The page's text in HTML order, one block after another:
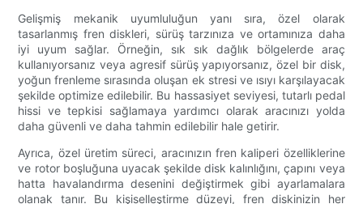
Gelişmiş mekanik uyumluluğun yanı sıra, özel olarak
tasarlanmış fren diskleri, sürüş tarzınıza ve ortamınıza daha
iyi uyum sağlar. Örneğin, sık sık dağlık bölgelerde araç
kullanıyorsanız veya agresif sürüş yapıyorsanız, özel bir disk,
yoğun frenleme sırasında oluşan ek stresi ve ısıyı karşılayacak
şekilde optimize edilebilir. Bu hassasiyet seviyesi, tutarlı pedal
hissi ve tepkisi sağlamaya yardımcı olarak aracınızı yolda
daha güvenli ve daha tahmin edilebilir hale getirir.
Ayrıca, özel üretim süreci, aracınızın fren kaliperi özelliklerine
ve rotor boşluğuna uyacak şekilde disk kalınlığını, çapını veya
hatta havalandırma desenini değiştirmek gibi ayarlamalara
olanak tanır. Bu kişiselleştirme düzeyi, fren diskinizin her